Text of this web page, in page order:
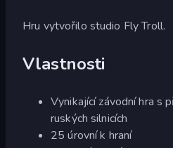
Hru vytvořilo studio Fly Troll.
Vlastnosti
Vynikající závodní hra s
ruských silnicích
25 úrovní k hraní